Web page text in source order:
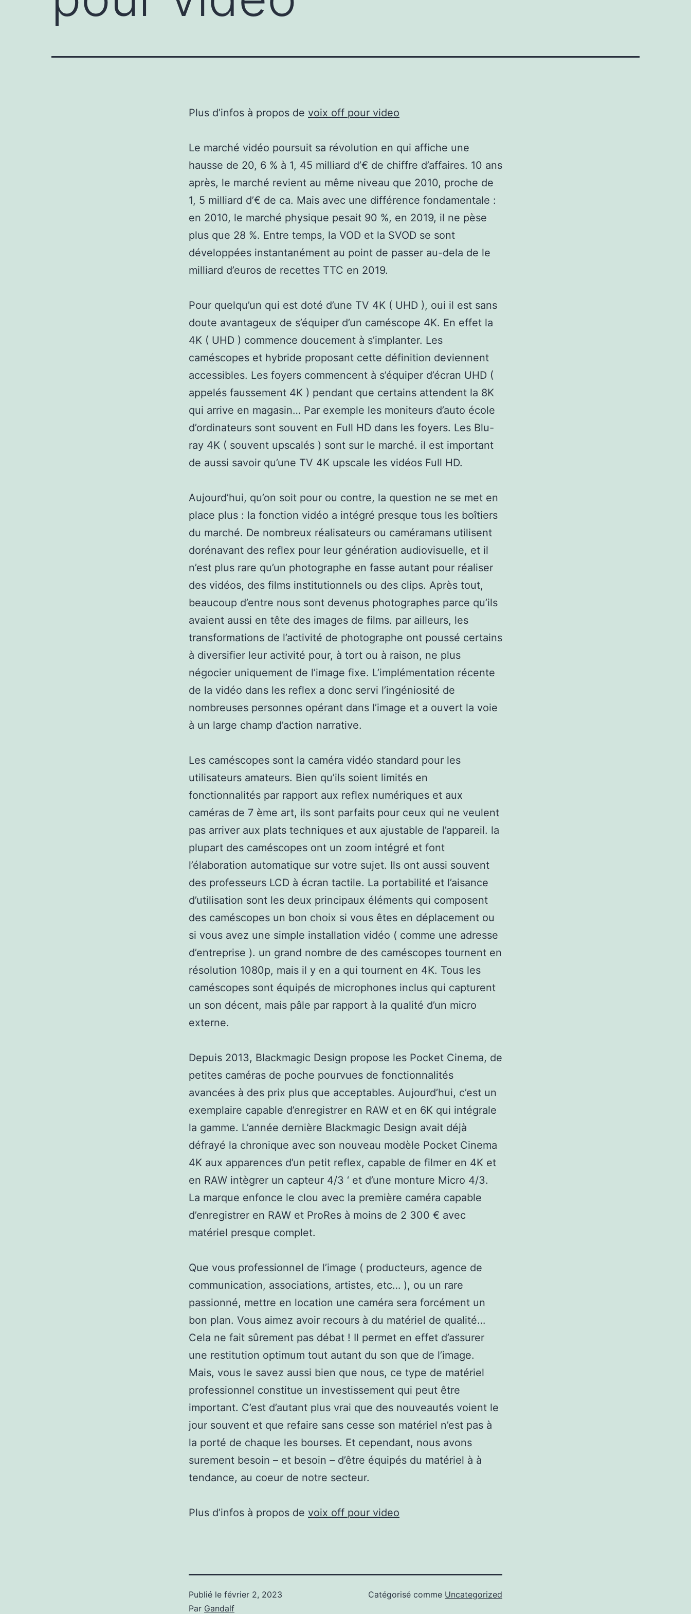
Plus d’infos à propos de voix off pour video
Le marché vidéo poursuit sa révolution en qui affiche une
hausse de 20, 6 % à 1, 45 milliard d’€ de chiffre d’affaires. 10 ans
après, le marché revient au même niveau que 2010, proche de
1, 5 milliard d’€ de ca. Mais avec une différence fondamentale :
en 2010, le marché physique pesait 90 %, en 2019, il ne pèse
plus que 28 %. Entre temps, la VOD et la SVOD se sont
développées instantanément au point de passer au-dela de le
milliard d’euros de recettes TTC en 2019.
Pour quelqu’un qui est doté d’une TV 4K ( UHD ), oui il est sans
doute avantageux de s’équiper d’un caméscope 4K. En effet la
4K ( UHD ) commence doucement à s’implanter. Les
caméscopes et hybride proposant cette définition deviennent
accessibles. Les foyers commencent à s’équiper d’écran UHD (
appelés faussement 4K ) pendant que certains attendent la 8K
qui arrive en magasin… Par exemple les moniteurs d’auto école
d’ordinateurs sont souvent en Full HD dans les foyers. Les Blu-
ray 4K ( souvent upscalés ) sont sur le marché. il est important
de aussi savoir qu’une TV 4K upscale les vidéos Full HD.
Aujourd’hui, qu’on soit pour ou contre, la question ne se met en
place plus : la fonction vidéo a intégré presque tous les boîtiers
du marché. De nombreux réalisateurs ou caméramans utilisent
dorénavant des reflex pour leur génération audiovisuelle, et il
n’est plus rare qu’un photographe en fasse autant pour réaliser
des vidéos, des films institutionnels ou des clips. Après tout,
beaucoup d’entre nous sont devenus photographes parce qu’ils
avaient aussi en tête des images de films. par ailleurs, les
transformations de l’activité de photographe ont poussé certains
à diversifier leur activité pour, à tort ou à raison, ne plus
négocier uniquement de l’image fixe. L’implémentation récente
de la vidéo dans les reflex a donc servi l’ingéniosité de
nombreuses personnes opérant dans l’image et a ouvert la voie
à un large champ d’action narrative.
Les caméscopes sont la caméra vidéo standard pour les
utilisateurs amateurs. Bien qu’ils soient limités en
fonctionnalités par rapport aux reflex numériques et aux
caméras de 7 ème art, ils sont parfaits pour ceux qui ne veulent
pas arriver aux plats techniques et aux ajustable de l’appareil. la
plupart des caméscopes ont un zoom intégré et font
l’élaboration automatique sur votre sujet. Ils ont aussi souvent
des professeurs LCD à écran tactile. La portabilité et l’aisance
d’utilisation sont les deux principaux éléments qui composent
des caméscopes un bon choix si vous êtes en déplacement ou
si vous avez une simple installation vidéo ( comme une adresse
d’entreprise ). un grand nombre de des caméscopes tournent en
résolution 1080p, mais il y en a qui tournent en 4K. Tous les
caméscopes sont équipés de microphones inclus qui capturent
un son décent, mais pâle par rapport à la qualité d’un micro
externe.
Depuis 2013, Blackmagic Design propose les Pocket Cinema, de
petites caméras de poche pourvues de fonctionnalités
avancées à des prix plus que acceptables. Aujourd’hui, c’est un
exemplaire capable d’enregistrer en RAW et en 6K qui intégrale
la gamme. L’année dernière Blackmagic Design avait déjà
défrayé la chronique avec son nouveau modèle Pocket Cinema
4K aux apparences d’un petit reflex, capable de filmer en 4K et
en RAW intègrer un capteur 4/3 ‘ et d’une monture Micro 4/3.
La marque enfonce le clou avec la première caméra capable
d’enregistrer en RAW et ProRes à moins de 2 300 € avec
matériel presque complet.
Que vous professionnel de l’image ( producteurs, agence de
communication, associations, artistes, etc… ), ou un rare
passionné, mettre en location une caméra sera forcément un
bon plan. Vous aimez avoir recours à du matériel de qualité…
Cela ne fait sûrement pas débat ! Il permet en effet d’assurer
une restitution optimum tout autant du son que de l’image.
Mais, vous le savez aussi bien que nous, ce type de matériel
professionnel constitue un investissement qui peut être
important. C’est d’autant plus vrai que des nouveautés voient le
jour souvent et que refaire sans cesse son matériel n’est pas à
la porté de chaque les bourses. Et cependant, nous avons
surement besoin – et besoin – d’être équipés du matériel à à
tendance, au coeur de notre secteur.
Plus d’infos à propos de voix off pour video
Publié le février 2, 2023
Par Gandalf
Catégorisé comme Uncategorized